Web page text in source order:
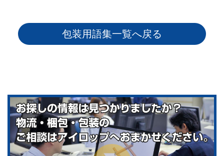
包装用語集一覧へ戻る